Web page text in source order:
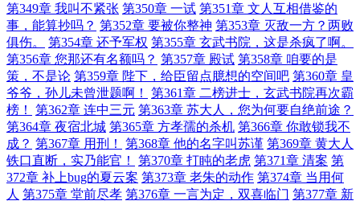
第349章 我叫不紧张 第350章 一试 第351章 文人互相借鉴的
事，能算抄吗？ 第352章 要被你整神 第353章 灭敌一方？两败
俱伤。
第354章 还予军权 第355章 玄武书院，这是杀疯了啊。
第356章 您那还有名额吗？ 第357章 殿试 第358章 咱要的是
策，不是论 第359章 陛下，给臣留点臆想的空间吧 第360章 皇
爷爷，孙儿未曾泄题啊！
第361章 二榜进士，玄武书院再次霸
榜！
第362章 连中三元 第363章 苏大人，您为何要自绝前途？
第364章 夜宿北城 第365章 方孝孺的杀机 第366章 你敢锁我不
成？ 第367章 用刑！ 第368章 他的名字叫苏谨 第369章 黄大人
铁口直断，实乃能官！
第370章 打盹的老虎 第371章 清案 第
372章 补上bug的夏云案 第373章 老朱的动作 第374章 当用何
人 第375章 堂前尽孝 第376章 一言为定，双喜临门 第377章 新